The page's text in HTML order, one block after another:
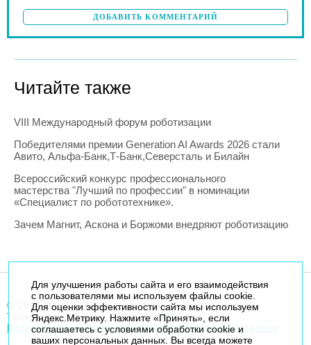
ДОБАВИТЬ КОММЕНТАРИЙ
Читайте также
VIII Международный форум роботизации
Победителями премии Generation AI Awards 2026 стали
Авито, Альфа-Банк,Т-Банк,Северсталь и Билайн
Всероссийский конкурс профессионального
мастерства "Лучший по профессии" в номинации
«Специалист по робототехнике».
Зачем Магнит, Аскона и Боржоми внедряют роботизацию
© 2014-2026. Robogeek.ru - проект группы “Текарт”.
Телефон редакции+7(495) 790-7591
Политика в отношении обработки персональных данных
Для улучшения работы сайта и его взаимодействия
с пользователями мы используем файлы cookie.
Для оценки эффективности сайта мы используем
Яндекс.Метрику. Нажмите «Принять», если
соглашаетесь с условиями обработки cookie и
ваших персональных данных. Вы всегда можете